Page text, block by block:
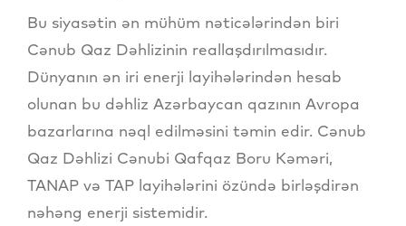
Bu siyasətin ən mühüm nəticələrindən biri
Cənub Qaz Dəhlizinin reallaşdırılmasıdır.
Dünyanın ən iri enerji layihələrindən hesab
olunan bu dəhliz Azərbaycan qazının Avropa
bazarlarına nəql edilməsini təmin edir. Cənub
Qaz Dəhlizi Cənubi Qafqaz Boru Kəməri,
TANAP və TAP layihələrini özündə birləşdirən
nəhəng enerji sistemidir.